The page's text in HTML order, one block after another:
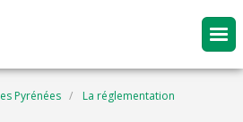
Pyrénées
La réglementation